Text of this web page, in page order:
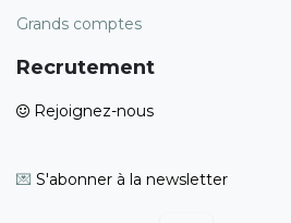
Grands comptes
Recrutement
Rejoignez-nous
💌 S'abonner à la newsletter